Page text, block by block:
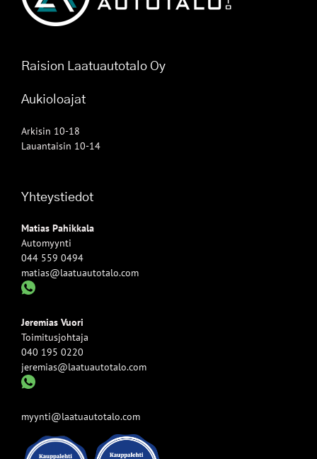
Raision Laatuautotalo Oy
Aukioloajat
Arkisin 10-18
Lauantaisin 10-14
Yhteystiedot
Matias Pahikkala
Automyynti
044 559 0494
matias@laatuautotalo.com
Jeremias Vuori
Toimitusjohtaja
040 195 0220
jeremias@laatuautotalo.com
myynti@laatuautotalo.com